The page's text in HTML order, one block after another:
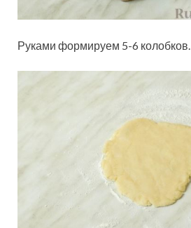
Руками формируем 5-6 колобков.